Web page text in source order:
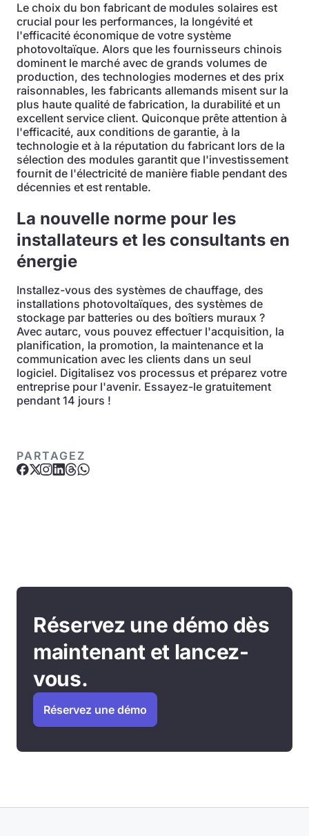
Le choix du bon fabricant de modules solaires est
crucial pour les performances, la longévité et
l'efficacité économique de votre système
photovoltaïque. Alors que les fournisseurs chinois
dominent le marché avec de grands volumes de
production, des technologies modernes et des prix
raisonnables, les fabricants allemands misent sur la
plus haute qualité de fabrication, la durabilité et un
excellent service client. Quiconque prête attention à
l'efficacité, aux conditions de garantie, à la
technologie et à la réputation du fabricant lors de la
sélection des modules garantit que l'investissement
fournit de l'électricité de manière fiable pendant des
décennies et est rentable.
La nouvelle norme pour les
installateurs et les consultants en
énergie
Installez-vous des systèmes de chauffage, des
installations photovoltaïques, des systèmes de
stockage par batteries ou des boîtiers muraux ?
Avec autarc, vous pouvez effectuer l'acquisition, la
planification, la promotion, la maintenance et la
communication avec les clients dans un seul
logiciel. Digitalisez vos processus et préparez votre
entreprise pour l'avenir. Essayez-le gratuitement
pendant 14 jours !
PARTAGEZ
Réservez une démo dès
maintenant et lancez-
vous.
Réservez une démo